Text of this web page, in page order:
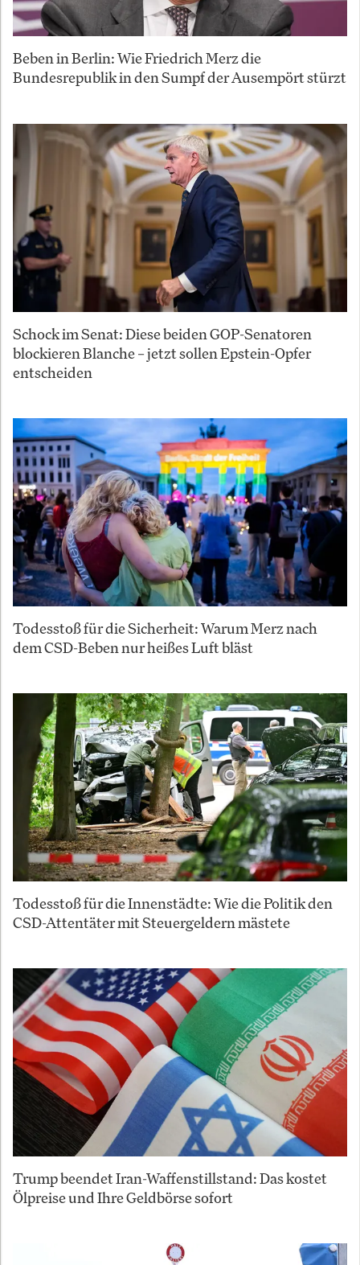
Beben in Berlin: Wie Friedrich Merz die
Bundesrepublik in den Sumpf der Ausempört stürzt
Schock im Senat: Diese beiden GOP-Senatoren
blockieren Blanche – jetzt sollen Epstein-Opfer
entscheiden
Todesstoß für die Sicherheit: Warum Merz nach
dem CSD-Beben nur heißes Luft bläst
Todesstoß für die Innenstädte: Wie die Politik den
CSD-Attentäter mit Steuergeldern mästete
Trump beendet Iran-Waffenstillstand: Das kostet
Ölpreise und Ihre Geldbörse sofort